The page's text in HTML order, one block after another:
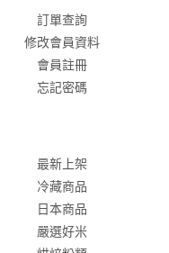
訂單查詢
修改會員資料
會員註冊
忘記密碼
最新上架
冷藏商品
日本商品
嚴選好米